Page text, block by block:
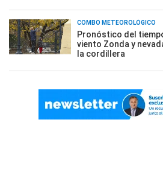
COMBO METEOROLÓGICO
Pronóstico del
viento Zonda y
la cordillera